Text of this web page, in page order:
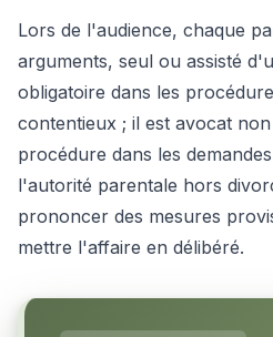
Lors de l'audience, chaque
arguments, seul ou assisté
obligatoire dans les
contentieux ; il est avocat
procédure dans les
l'autorité parentale hors
prononcer des mesures
mettre l'affaire en délibéré.